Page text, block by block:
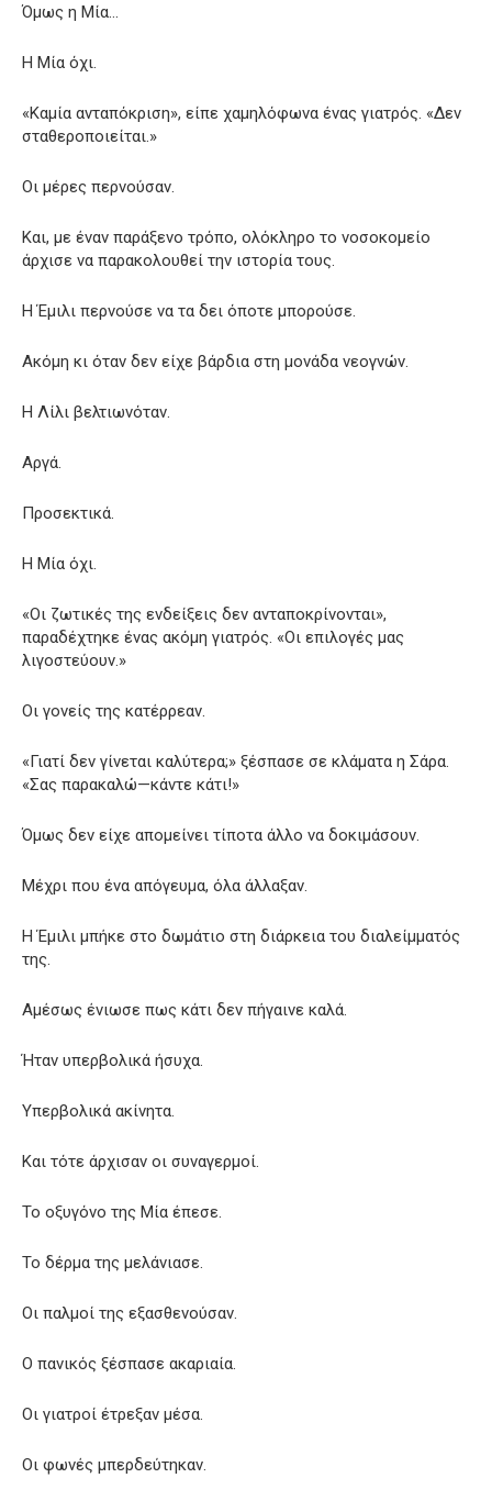
Όμως η Μία…
Η Μία όχι.
«Καμία ανταπόκριση», είπε χαμηλόφωνα ένας γιατρός. «Δεν
σταθεροποιείται.»
Οι μέρες περνούσαν.
Και, με έναν παράξενο τρόπο, ολόκληρο το νοσοκομείο
άρχισε να παρακολουθεί την ιστορία τους.
Η Έμιλι περνούσε να τα δει όποτε μπορούσε.
Ακόμη κι όταν δεν είχε βάρδια στη μονάδα νεογνών.
Η Λίλι βελτιωνόταν.
Αργά.
Προσεκτικά.
Η Μία όχι.
«Οι ζωτικές της ενδείξεις δεν ανταποκρίνονται»,
παραδέχτηκε ένας ακόμη γιατρός. «Οι επιλογές μας
λιγοστεύουν.»
Οι γονείς της κατέρρεαν.
«Γιατί δεν γίνεται καλύτερα;» ξέσπασε σε κλάματα η Σάρα.
«Σας παρακαλώ—κάντε κάτι!»
Όμως δεν είχε απομείνει τίποτα άλλο να δοκιμάσουν.
Μέχρι που ένα απόγευμα, όλα άλλαξαν.
Η Έμιλι μπήκε στο δωμάτιο στη διάρκεια του διαλείμματός
της.
Αμέσως ένιωσε πως κάτι δεν πήγαινε καλά.
Ήταν υπερβολικά ήσυχα.
Υπερβολικά ακίνητα.
Και τότε άρχισαν οι συναγερμοί.
Το οξυγόνο της Μία έπεσε.
Το δέρμα της μελάνιασε.
Οι παλμοί της εξασθενούσαν.
Ο πανικός ξέσπασε ακαριαία.
Οι γιατροί έτρεξαν μέσα.
Οι φωνές μπερδεύτηκαν.